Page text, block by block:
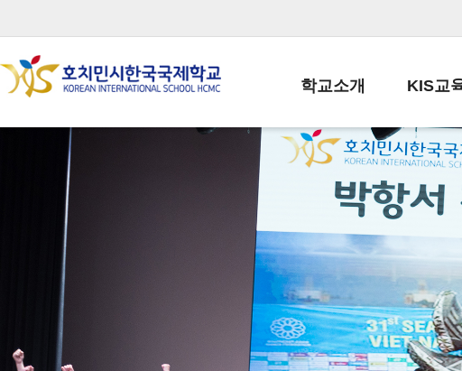
학교소개
학교장인사말
학교상징
학교연혁
교직원현황
학생현황
위치/전화
KIS교
교육목표
학사일정
일과시간표
성과평가